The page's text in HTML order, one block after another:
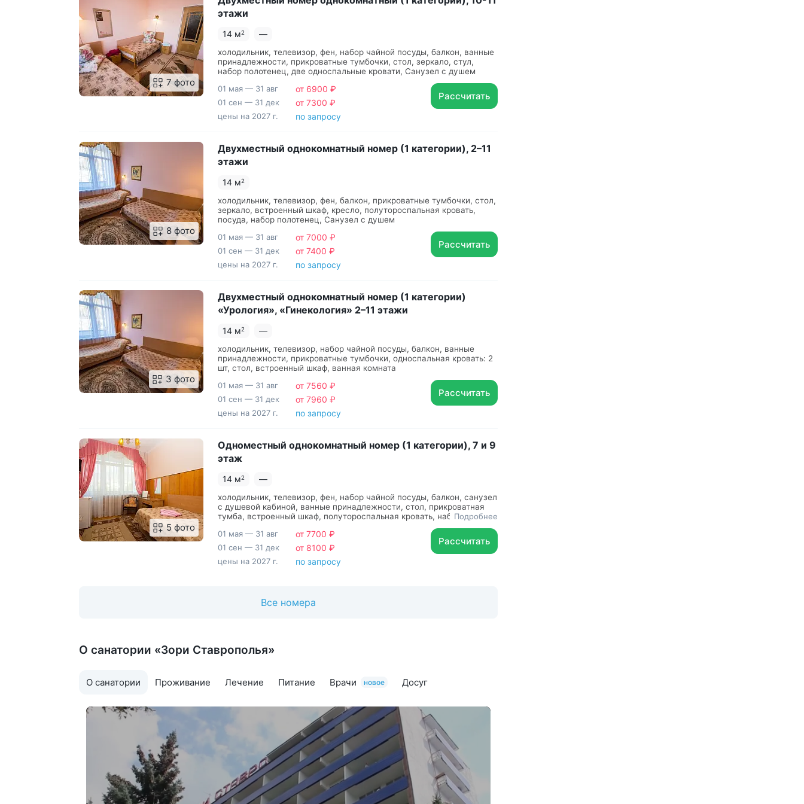
7 фото
этажи
14 м2 —
холодильник, телевизор, фен, набор чайной посуды, балкон, ванные
принадлежности, прикроватные тумбочки, стол, зеркало, стул,
набор полотенец, две односпальные кровати, Санузел с душем
01 мая — 31 авг
от 6900 ₽
01 сен — 31 дек от 7300 ₽
цены на 2027 г. по запросу
Рассчитать
8 фото
Двухместный однокомнатный номер (1 категории), 2–11
этажи
14 м2
холодильник, телевизор, фен, балкон, прикроватные тумбочки, стол,
зеркало, встроенный шкаф, кресло, полутороспальная кровать,
посуда, набор полотенец, Санузел с душем
01 мая — 31 авг
от 7000 ₽
01 сен — 31 дек от 7400 ₽
цены на 2027 г. по запросу
Рассчитать
3 фото
Двухместный однокомнатный номер (1 категории)
«Урология», «Гинекология» 2–11 этажи
14 м2 —
холодильник, телевизор, набор чайной посуды, балкон, ванные
принадлежности, прикроватные тумбочки, односпальная кровать: 2
шт, стол, встроенный шкаф, ванная комната
01 мая — 31 авг
от 7560 ₽
01 сен — 31 дек от 7960 ₽
цены на 2027 г. по запросу
Рассчитать
5 фото
Одноместный однокомнатный номер (1 категории), 7 и 9
этаж
14 м2 —
холодильник, телевизор, фен, набор чайной посуды, балкон, санузел
с душевой кабиной, ванные принадлежности, стол, прикроватная
тумба, встроенный шкаф, полутороспальная кровать, наборПодробнее
01 мая — 31 авг
от 7700 ₽
01 сен — 31 дек от 8100 ₽
цены на 2027 г. по запросу
Рассчитать
Все номера
О санатории «Зори Ставрополья»
О санатории Проживание Лечение Питание Врачи новое Досуг